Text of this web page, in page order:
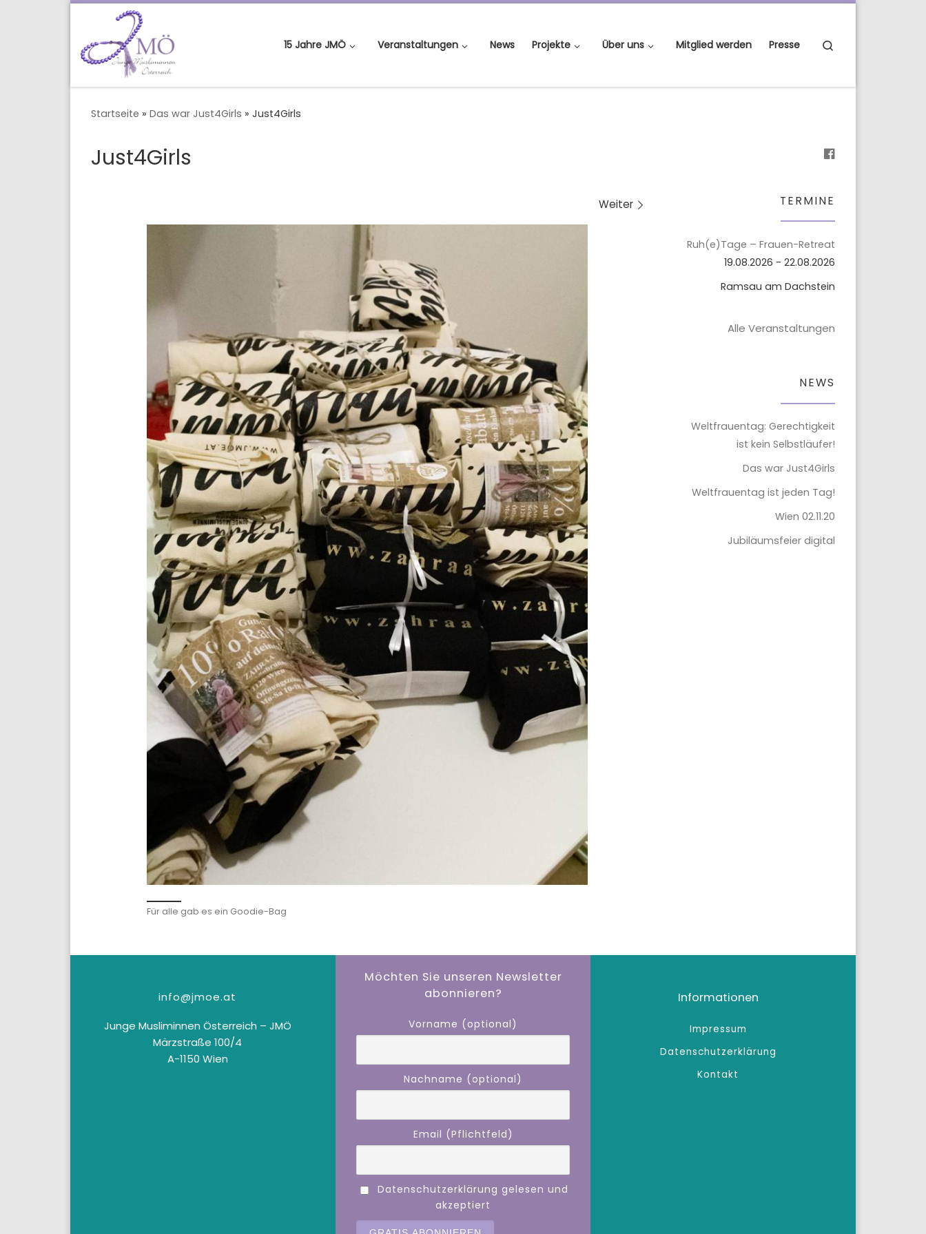
15 Jahre JMÖ Veranstaltungen News Projekte Über uns Mitglied werden Presse
Startseite » Das war Just4Girls » Just4Girls
Just4Girls
Weiter
Für alle gab es ein Goodie-Bag
TERMINE
Ruh(e)Tage – Frauen-Retreat
19.08.2026 - 22.08.2026
Ramsau am Dachstein
Alle Veranstaltungen
NEWS
Weltfrauentag: Gerechtigkeit
ist kein Selbstläufer!
Das war Just4Girls
Weltfrauentag ist jeden Tag!
Wien 02.11.20
Jubiläumsfeier digital
info@jmoe.at
Junge Musliminnen Österreich – JMÖ
Märzstraße 100/4
A-1150 Wien
Möchten Sie unseren Newsletter
abonnieren?
Vorname (optional)
Nachname (optional)
Email (Pflichtfeld)
Datenschutzerklärung gelesen und
akzeptiert
Informationen
Impressum
Datenschutzerklärung
Kontakt